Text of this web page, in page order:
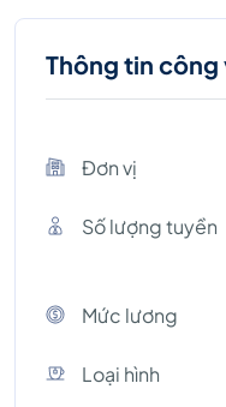
Thông tin công
Đơn vị
Số lượng tuyền
Mức lương
Loại hình